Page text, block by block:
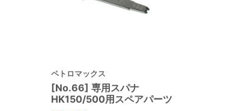
ペトロマックス
[No.66] 専用スパナ
HK150/500用スペアパーツ